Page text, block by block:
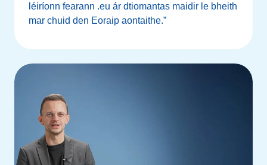
léiríonn fearann .eu ár dtiomantas maidir le bheith
mar chuid den Eoraip aontaithe.”